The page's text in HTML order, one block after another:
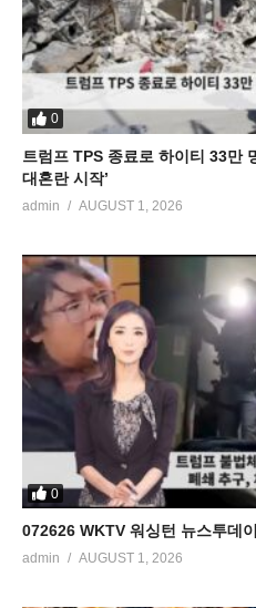
0
트럼프 TPS 종료로 하이티 33만
대혼란 시작’
admin AUGUST 1, 2026
0
072626 WKTV 워싱턴 뉴스투데
admin AUGUST 1, 2026